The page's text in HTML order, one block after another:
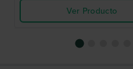
Ver Producto